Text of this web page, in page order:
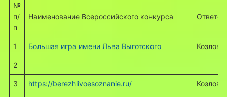
№
п/
п
Наименование Всероссийского конкурса
1 Большая игра имени Льва Выготского
2
3 https://berezhlivoesoznanie.ru/ Козлова